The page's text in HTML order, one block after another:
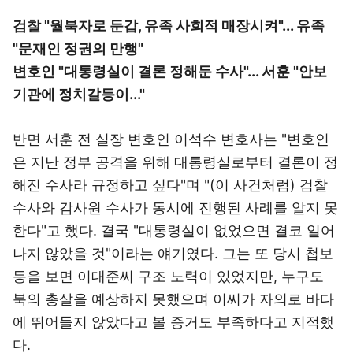
검찰 "월북자로 둔갑, 유족 사회적 매장시켜"... 유족
"문재인 정권의 만행"
변호인 "대통령실이 결론 정해둔 수사"... 서훈 "안보
기관에 정치갈등이..."
반면 서훈 전 실장 변호인 이석수 변호사는 "변호인
은 지난 정부 공격을 위해 대통령실로부터 결론이 정
해진 수사라 규정하고 싶다"며 "(이 사건처럼) 검찰
수사와 감사원 수사가 동시에 진행된 사례를 알지 못
한다"고 했다. 결국 "대통령실이 없었으면 결코 일어
나지 않았을 것"이라는 얘기였다. 그는 또 당시 첩보
등을 보면 이대준씨 구조 노력이 있었지만, 누구도
북의 총살을 예상하지 못했으며 이씨가 자의로 바다
에 뛰어들지 않았다고 볼 증거도 부족하다고 지적했
다.